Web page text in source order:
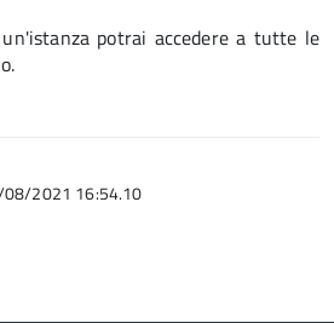
potrai accedere a tutte le
08/2021 16:54.10